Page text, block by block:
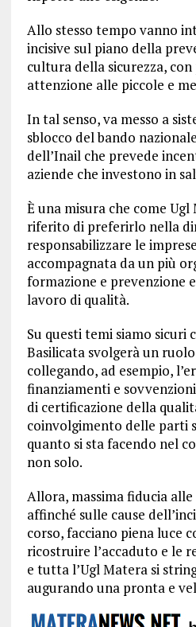
Allo stesso tempo vanno
incisive sul piano della
cultura della sicurezza,
attenzione alle piccole e
In tal senso, va messo a
sblocco del bando
dell’Inail che prevede
aziende che investono in
È una misura che come
riferito di preferirlo nella
responsabilizzare le
accompagnata da un più
formazione e prevenzione
lavoro di qualità.
Su questi temi siamo sicuri
Basilicata svolgerà un
collegando, ad esempio,
finanziamenti e
di certificazione della
coinvolgimento delle parti
quanto si sta facendo nel
non solo.
Allora, massima fiducia alle
affinché sulle cause
corso, facciano piena luce
ricostruire l’accaduto e le
e tutta l’Ugl Matera si
augurando una pronta e